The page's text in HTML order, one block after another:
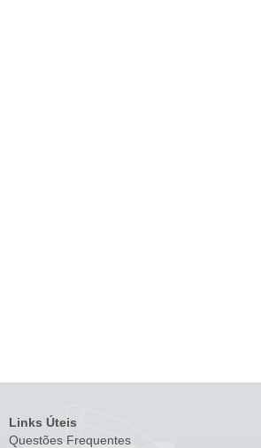
Links Úteis
Questões Frequentes